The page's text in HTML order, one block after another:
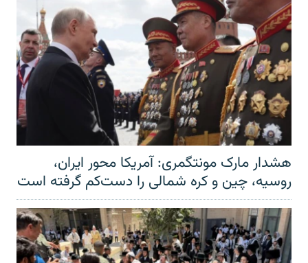
هشدار مارک مونتگمری: آمریکا محور ایران،
روسیه، چین و کره شمالی را دست‌کم گرفته است